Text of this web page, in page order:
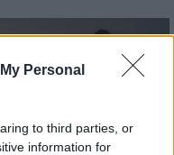
Personal
to third parties, or
information for